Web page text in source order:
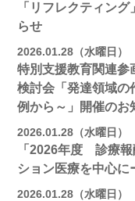
「リフレクティン
らせ
2026.01.28（水曜日）
特別支援教育関連
検討会「発達領域
例から～」開催のお
2026.01.28（水曜日）
「2026年度 診療
ション医療を中心に
2026.01.28（水曜日）